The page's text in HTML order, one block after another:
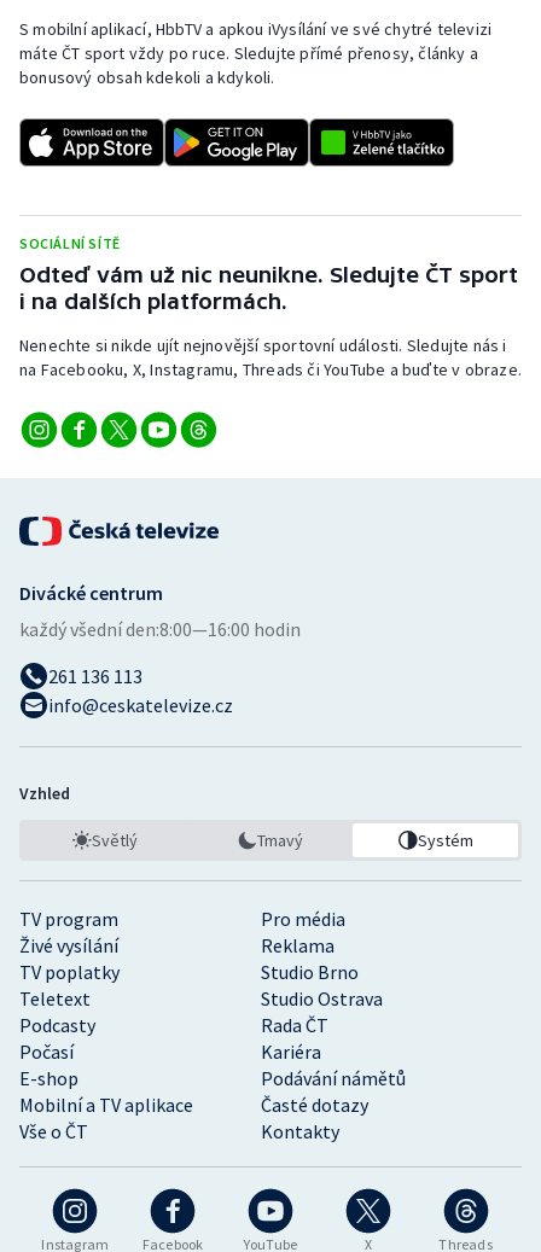
S mobilní aplikací, HbbTV a apkou iVysílání ve své chytré televizi
máte ČT sport vždy po ruce. Sledujte přímé přenosy, články a
bonusový obsah kdekoli a kdykoli.
SOCIÁLNÍ SÍTĚ
Odteď vám už nic neunikne. Sledujte ČT sport
i na dalších platformách.
Nenechte si nikde ujít nejnovější sportovní události. Sledujte nás i
na Facebooku, X, Instagramu, Threads či YouTube a buďte v obraze.
Instagram Facebook YouTube X Threads
TV program
Pro média
Živé vysílání
Reklama
TV poplatky
Studio Brno
Teletext
Studio Ostrava
Podcasty
Rada ČT
Počasí
Kariéra
E-shop
Podávání námětů
Mobilní a TV aplikace
Časté dotazy
Vše o ČT
Kontakty
Divácké centrum
každý všední den:8:00—16:00 hodin
261 136 113
info@ceskatelevize.cz
Vzhled
Světlý Tmavý Systém